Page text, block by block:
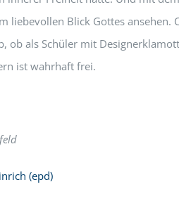
liebevollen Blick Gottes ansehen.
ob als Schüler mit
ist wahrhaft frei.
(epd)